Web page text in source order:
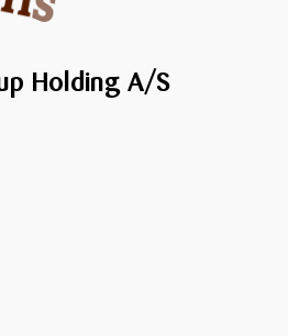
Holding A/S